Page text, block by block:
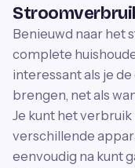
Benieuwd naar het
complete
interessant als je
brengen, net als
Je kunt het
verschillende
eenvoudig na kunt